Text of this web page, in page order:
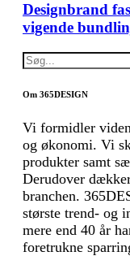
Designbrand
vigende
Om 365DESIGN
Vi formidler
og økonomi. Vi
produkter samt
Derudover
branchen.
største trend- og
mere end 40 år
foretrukne